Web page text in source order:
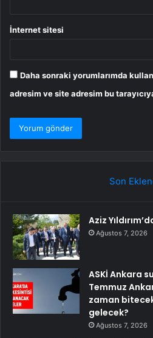
İnternet sitesi
Daha sonraki yorumlarımda
adresim ve site adresim bu
Son
Aziz
Ağustos 7, 2026
ASKİ Ankara
Temmuz
zaman
gelecek?
Ağustos 7, 2026